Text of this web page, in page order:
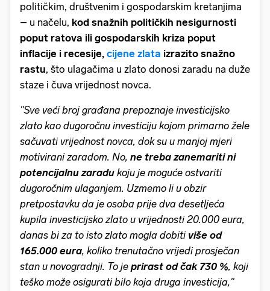
političkim, društvenim i gospodarskim kretanjima
– u načelu, kod snažnih političkih nesigurnosti
poput ratova ili gospodarskih kriza poput
inflacije i recesije, cijene zlata izrazito snažno
rastu, što ulagačima u zlato donosi zaradu na duže
staze i čuva vrijednost novca.
''Sve veći broj građana prepoznaje investicijsko
zlato kao dugoročnu investiciju kojom primarno žele
sačuvati vrijednost novca, dok su u manjoj mjeri
motivirani zaradom. No, ne treba zanemariti ni
potencijalnu zaradu koju je moguće ostvariti
dugoročnim ulaganjem. Uzmemo li u obzir
pretpostavku da je osoba prije dva desetljeća
kupila investicijsko zlato u vrijednosti 20.000 eura,
danas bi za to isto zlato mogla dobiti više od
165.000 eura, koliko trenutačno vrijedi prosječan
stan u novogradnji. To je prirast od čak 730 %, koji
teško može osigurati bilo koja druga investicija,''